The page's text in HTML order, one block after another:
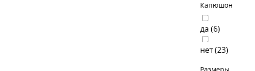
Капюшон
да (6)
нет (23)